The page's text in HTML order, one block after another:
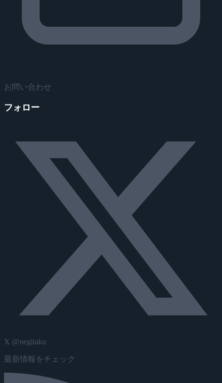
お問い合わせ
フォロー
X @negitaku
最新情報をチェック